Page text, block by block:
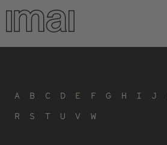
Direkt
zum
Inhalt
A B C D E F G H I J
R
S T U V W